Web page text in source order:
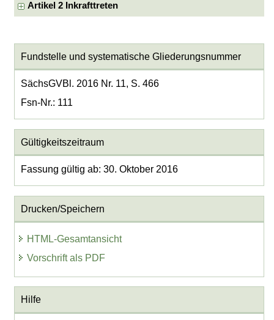
Artikel 2 Inkrafttreten
Fundstelle und systematische Gliederungsnummer
SächsGVBl. 2016 Nr. 11, S. 466
Fsn-Nr.: 111
Gültigkeitszeitraum
Fassung gültig ab: 30. Oktober 2016
Drucken/Speichern
HTML-Gesamtansicht
Vorschrift als PDF
Hilfe